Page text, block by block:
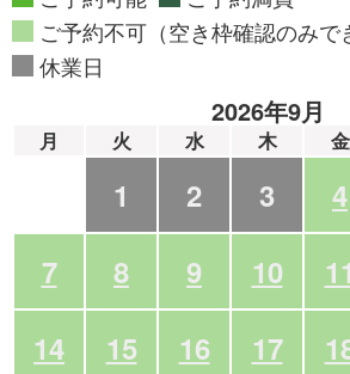
ご予約不可（空き枠確認のみで
休業日
2026年9月
月 火 水 木 金
1 2 3 4
7 8 9 10 11
14
15 16 17